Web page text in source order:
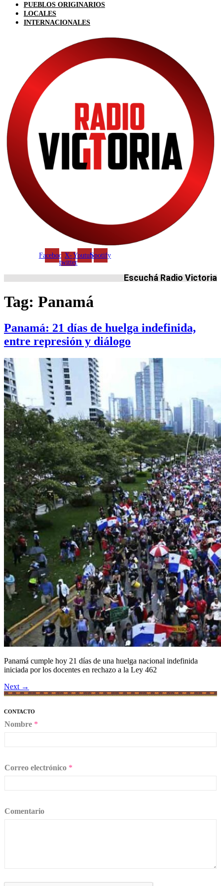
PUEBLOS ORIGINARIOS
LOCALES
INTERNACIONALES
FacebookX-
twitter
YoutubeSpotify
Escuchá Radio Victoria
Tag: Panamá
Panamá: 21 días de huelga indefinida,
entre represión y diálogo
Panamá cumple hoy 21 días de una huelga nacional indefinida
iniciada por los docentes en rechazo a la Ley 462
Next →
CONTACTO
Nombre *
Correo electrónico *
Comentario